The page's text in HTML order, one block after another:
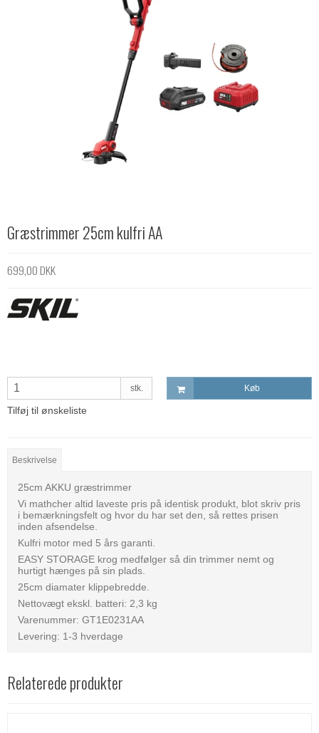
Græstrimmer 25cm kulfri AA
699,00 DKK
stk. Køb
Tilføj til ønskeliste
Beskrivelse
25cm AKKU græstrimmer
Vi mathcher altid laveste pris på identisk produkt, blot skriv pris
i bemærkningsfelt og hvor du har set den, så rettes prisen
inden afsendelse.
Kulfri motor med 5 års garanti.
EASY STORAGE krog medfølger så din trimmer nemt og
hurtigt hænges på sin plads.
25cm diamater klippebredde.
Nettovægt ekskl. batteri: 2,3 kg
Varenummer: GT1E0231AA
Levering: 1-3 hverdage
Relaterede produkter